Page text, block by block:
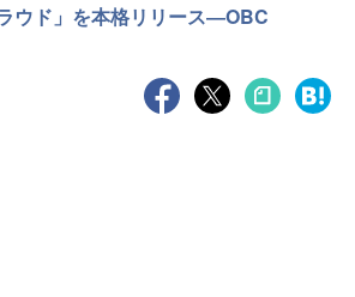
ウド」を本格リリース―OBC